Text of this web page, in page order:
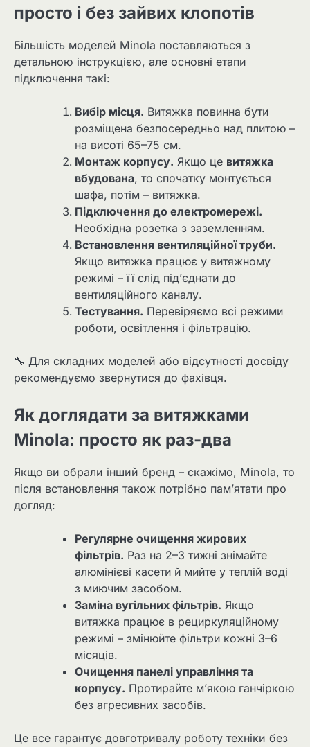
просто і без зайвих клопотів
Більшість моделей Minola поставляються з
детальною інструкцією, але основні етапи
підключення такі:
Вибір місця. Витяжка повинна бути
розміщена безпосередньо над плитою –
на висоті 65–75 см.
Монтаж корпусу. Якщо це витяжка
вбудована, то спочатку монтується
шафа, потім – витяжка.
Підключення до електромережі.
Необхідна розетка з заземленням.
Встановлення вентиляційної труби.
Якщо витяжка працює у витяжному
режимі – її слід під’єднати до
вентиляційного каналу.
Тестування. Перевіряємо всі режими
роботи, освітлення і фільтрацію.
🔧 Для складних моделей або відсутності досвіду
рекомендуємо звернутися до фахівця.
Як доглядати за витяжками
Minola: просто як раз-два
Якщо ви обрали інший бренд – скажімо, Minola, то
після встановлення також потрібно пам’ятати про
догляд:
Регулярне очищення жирових
фільтрів. Раз на 2–3 тижні знімайте
алюмінієві касети й мийте у теплій воді
з миючим засобом.
Заміна вугільних фільтрів. Якщо
витяжка працює в рециркуляційному
режимі – змінюйте фільтри кожні 3–6
місяців.
Очищення панелі управління та
корпусу. Протирайте м’якою ганчіркою
без агресивних засобів.
Це все гарантує довготривалу роботу техніки без